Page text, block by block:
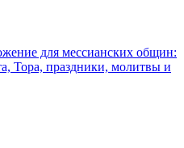
для мессианских общин:
Тора, праздники, молитвы и